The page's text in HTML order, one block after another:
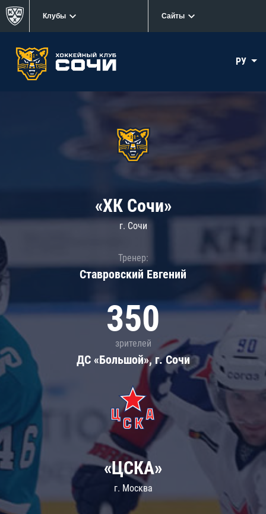
Клубы Сайты
РУ
«ХК Сочи»
г. Сочи
Тренер:
Ставровский Евгений
350
зрителей
ДС «Большой», г. Сочи
«ЦСКА»
г. Москва